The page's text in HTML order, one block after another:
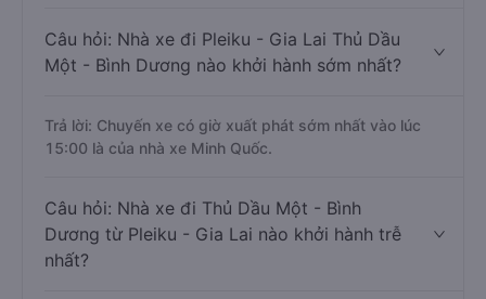
Câu hỏi: Nhà xe đi Pleiku - Gia Lai Thủ Dầu
Một - Bình Dương nào khởi hành sớm nhất?
Trả lời: Chuyến xe có giờ xuất phát sớm nhất vào lúc
15:00 là của nhà xe Minh Quốc.
Câu hỏi: Nhà xe đi Thủ Dầu Một - Bình
Dương từ Pleiku - Gia Lai nào khởi hành trễ
nhất?